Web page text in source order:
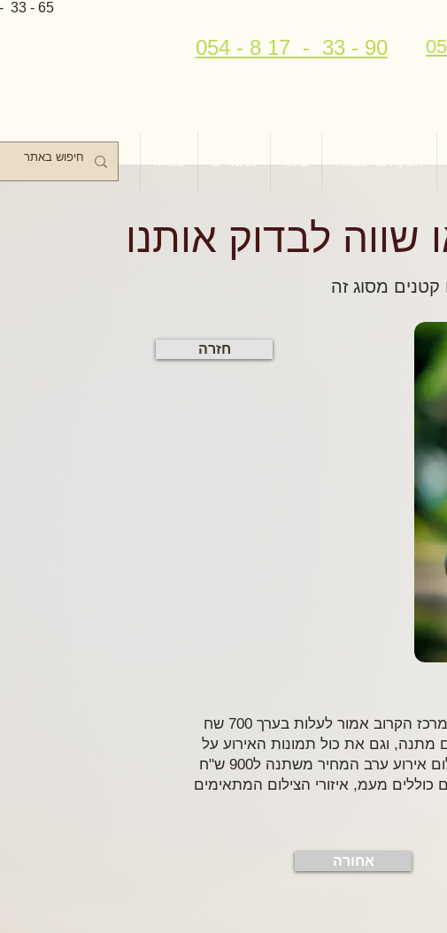
33 - 65
054 - 8 17 - 33 - 90
בלוג מאמרים More
שווה לבדוק אותנו
קטנים מסוג זה
חזרה
מחירון מפורט של צילום אירוע ברית, מבררים כמה עולה באופן מדוייק, צילום לברית באזור המרכז הקרוב אמור לעלות בערך 700 שח
של מקסימום 3 שעות אצלינו מקבלים גם מתנה, וגם את כול תמונות האירוע על
דיסק און קי אחרי עיבוד ועריכה, מזל טוב, עוד מחירים תוכלו למצא במחירון המפורט שלנו, צילום אירוע ערב המחיר משתנה ל900 ש"ח
באירוע ערב הכולל עריכת סרט וידאו 1.250 ש"חהמחירים כוללים מעמ, איזורי הצילום המתאימים
אחורה